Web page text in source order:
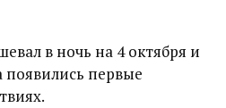
в ночь на 4 октября и
появились первые